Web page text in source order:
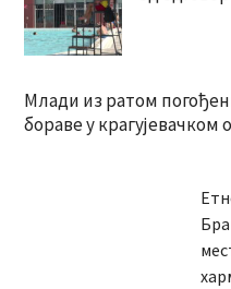
Млади из ратом
бораве у